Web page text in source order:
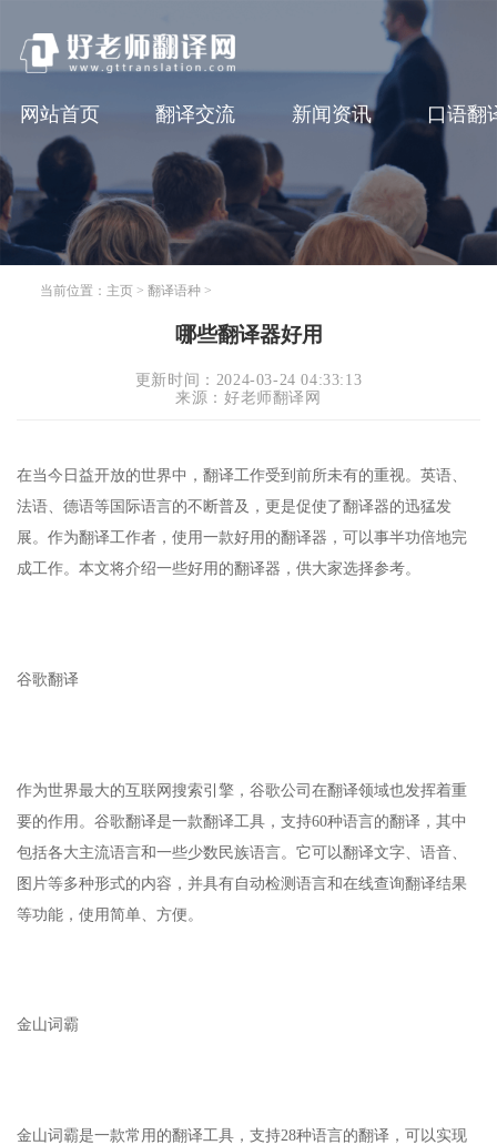
网站首页 翻译交流 新闻资讯 口语翻
当前位置： 主页> 翻译语种>
哪些翻译器好用
更新时间：2024-03-24 04:33:13
来源：好老师翻译网
在当今日益开放的世界中，翻译工作受到前所未有的重视。英语、
法语、德语等国际语言的不断普及，更是促使了翻译器的迅猛发
展。作为翻译工作者，使用一款好用的翻译器，可以事半功倍地完
成工作。本文将介绍一些好用的翻译器，供大家选择参考。
谷歌翻译
作为世界最大的互联网搜索引擎，谷歌公司在翻译领域也发挥着重
要的作用。谷歌翻译是一款翻译工具，支持60种语言的翻译，其中
包括各大主流语言和一些少数民族语言。它可以翻译文字、语音、
图片等多种形式的内容，并具有自动检测语言和在线查询翻译结果
等功能，使用简单、方便。
金山词霸
金山词霸是一款常用的翻译工具，支持28种语言的翻译，可以实现